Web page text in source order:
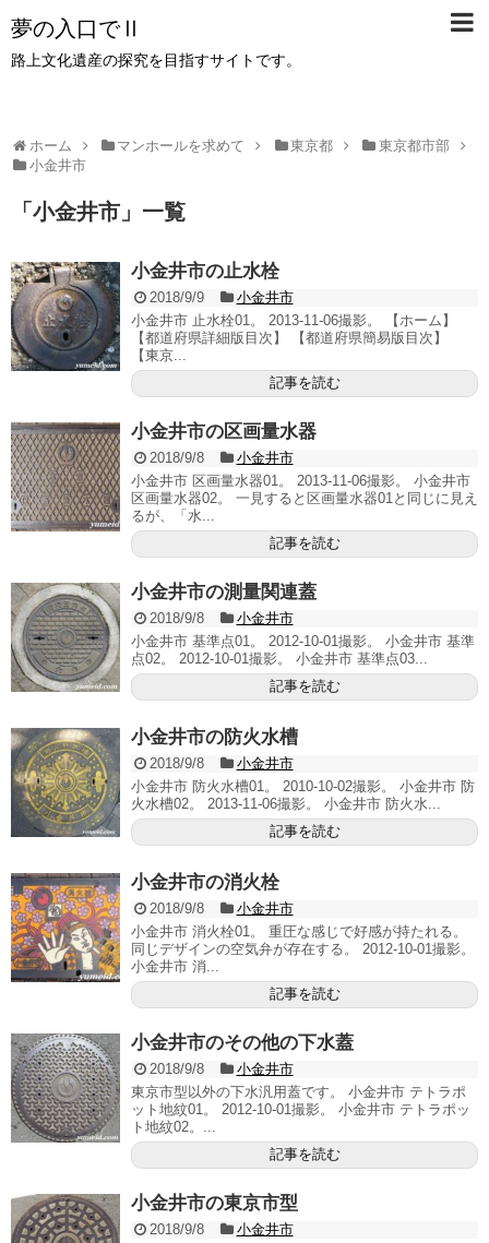
夢の入口でⅡ
路上文化遺産の探究を目指すサイトです。
ホーム マンホールを求めて 東京都
東京都市部
小金井市
「 小金井市 」 一覧
小金井市の止水栓
2018/9/9
小金井市
小金井市 止水栓01。 2013-11-06撮影。 【ホーム】
【都道府県詳細版目次】 【都道府県簡易版目次】
【東京...
記事を読む
小金井市の区画量水器
2018/9/8
小金井市
小金井市 区画量水器01。 2013-11-06撮影。 小金井市
区画量水器02。 一見すると区画量水器01と同じに見え
るが、「水...
記事を読む
小金井市の測量関連蓋
2018/9/8
小金井市
小金井市 基準点01。 2012-10-01撮影。 小金井市 基準
点02。 2012-10-01撮影。 小金井市 基準点03...
記事を読む
小金井市の防火水槽
2018/9/8
小金井市
小金井市 防火水槽01。 2010-10-02撮影。 小金井市 防
火水槽02。 2013-11-06撮影。 小金井市 防火水...
記事を読む
小金井市の消火栓
2018/9/8
小金井市
小金井市 消火栓01。 重圧な感じで好感が持たれる。
同じデザインの空気弁が存在する。 2012-10-01撮影。
小金井市 消...
記事を読む
小金井市のその他の下水蓋
2018/9/8
小金井市
東京市型以外の下水汎用蓋です。 小金井市 テトラポ
ット地紋01。 2012-10-01撮影。 小金井市 テトラポッ
ト地紋02。...
記事を読む
小金井市の東京市型
2018/9/8
小金井市